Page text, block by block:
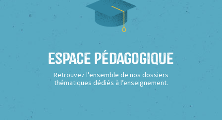
Espace Pédagogique
Retrouvez l’ensemble de nos dossiers
thématiques dédiés à l’enseignement.